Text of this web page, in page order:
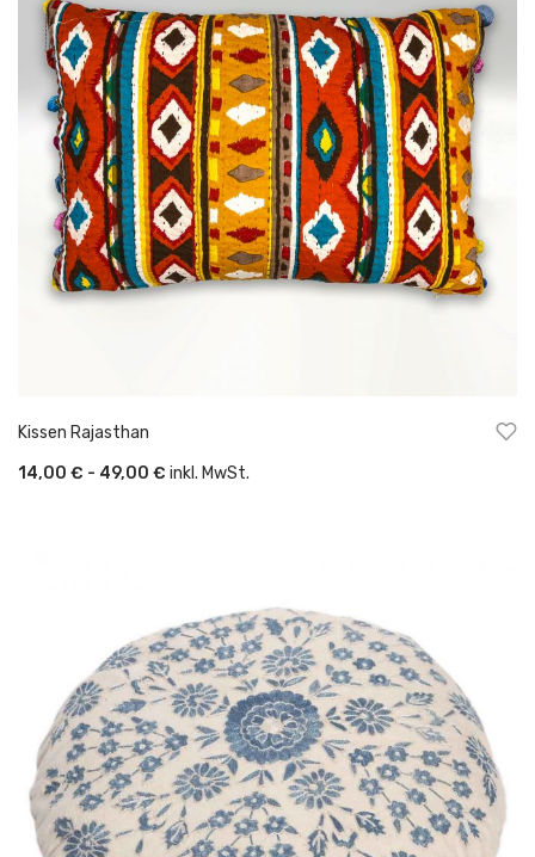
Kissen Rajasthan
14,00 € - 49,00 € inkl. MwSt.